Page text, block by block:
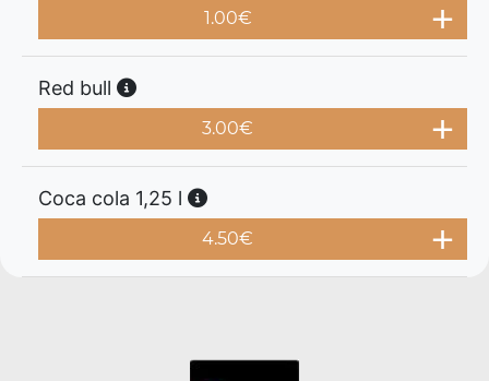
1.00€
Red bull
3.00€
Coca cola 1,25 l
4.50€